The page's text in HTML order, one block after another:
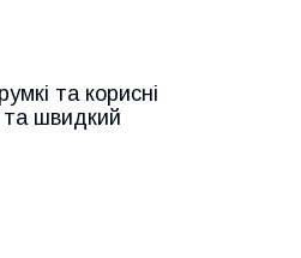
та корисні
та швидкий